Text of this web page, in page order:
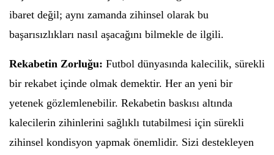
ibaret değil; aynı zamanda zihinsel olarak bu
başarısızlıkları nasıl aşacağını bilmekle de ilgili.
Rekabetin Zorluğu: Futbol dünyasında kalecilik, sürekli
bir rekabet içinde olmak demektir. Her an yeni bir
yetenek gözlemlenebilir. Rekabetin baskısı altında
kalecilerin zihinlerini sağlıklı tutabilmesi için sürekli
zihinsel kondisyon yapmak önemlidir. Sizi destekleyen